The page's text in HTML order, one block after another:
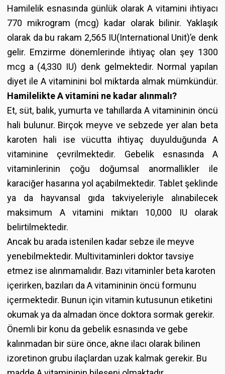
Hamilelik esnasında günlük olarak A vitamini ihtiyacı
770 mikrogram (mcg) kadar olarak bilinir. Yaklaşık
olarak da bu rakam 2,565 IU(International Unit)’e denk
gelir. Emzirme dönemlerinde ihtiyaç olan şey 1300
mcg a (4,330 IU) denk gelmektedir. Normal yapılan
diyet ile A vitaminini bol miktarda almak mümkündür.
Hamilelikte A vitamini ne kadar alınmalı?
Et, süt, balık, yumurta ve tahıllarda A vitamininin öncü
hali bulunur. Birçok meyve ve sebzede yer alan beta
karoten hali ise vücutta ihtiyaç duyulduğunda A
vitaminine çevrilmektedir. Gebelik esnasında A
vitaminlerinin çoğu doğumsal anormallikler ile
karaciğer hasarına yol açabilmektedir. Tablet şeklinde
ya da hayvansal gıda takviyeleriyle alınabilecek
maksimum A vitamini miktarı 10,000 IU olarak
belirtilmektedir.
Ancak bu arada istenilen kadar sebze ile meyve
yenebilmektedir. Multivitaminleri doktor tavsiye
etmez ise alınmamalıdır. Bazı vitaminler beta karoten
içerirken, bazıları da A vitamininin öncü formunu
içermektedir. Bunun için vitamin kutusunun etiketini
okumak ya da almadan önce doktora sormak gerekir.
Önemli bir konu da gebelik esnasında ve gebe
kalınmadan bir süre önce, akne ilacı olarak bilinen
izoretinon grubu ilaçlardan uzak kalmak gerekir. Bu